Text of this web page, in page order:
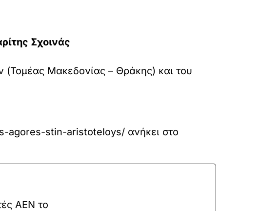
Σχοινάς
(Τομέας Μακεδονίας – Θράκης) και του
agores-stin-aristoteloys/ ανήκει στο
ΑΕΝ το